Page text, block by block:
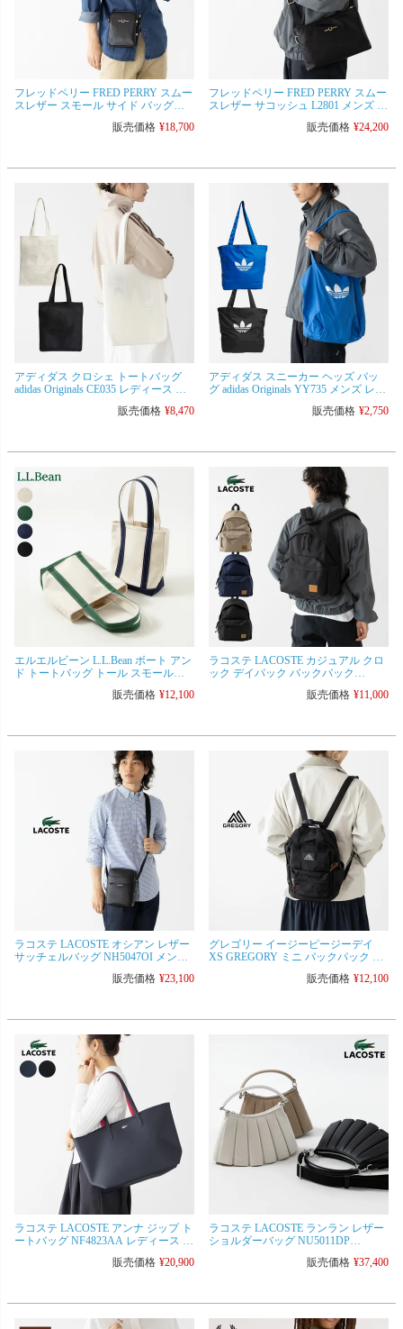
フレッドペリー FRED PERRY スムー
スレザー スモール サイド バッグ
販売価格 ¥18,700
フレッドペリー FRED PERRY スムー
スレザー サコッシュ L2801 メンズ レ
販売価格 ¥24,200
アディダス クロシェ トートバッグ
adidas Originals CE035 レディース メ
販売価格 ¥8,470
アディダス スニーカー ヘッズ バッ
グ adidas Originals YY735 メンズ レデ
販売価格 ¥2,750
エルエルビーン L.L.Bean ボート アン
ド トートバッグ トール スモール
販売価格 ¥12,100
ラコステ LACOSTE カジュアル クロ
ック デイパック バックパック
販売価格 ¥11,000
ラコステ LACOSTE オシアン レザー
サッチェルバッグ NH5047OI メンズ
販売価格 ¥23,100
グレゴリー イージーピージーデイ
XS GREGORY ミニ バックパック リ
販売価格 ¥12,100
ラコステ LACOSTE アンナ ジップ ト
ートバッグ NF4823AA レディース メ
販売価格 ¥20,900
ラコステ LACOSTE ランラン レザー
ショルダーバッグ NU5011DP
ート トート ハンドバッグ
販売価格 ¥37,400